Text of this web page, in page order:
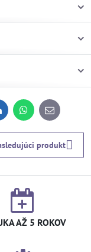
WhatsApp
E-
mail
produkt
AŽ 5 ROKOV